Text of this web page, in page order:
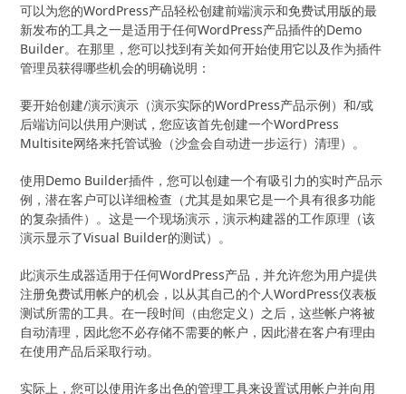
可以为您的WordPress产品轻松创建前端演示和免费试用版的最
新发布的工具之一是适用于任何WordPress产品插件的Demo
Builder。在那里，您可以找到有关如何开始使用它以及作为插件
管理员获得哪些机会的明确说明：
要开始创建/演示演示（演示实际的WordPress产品示例）和/或
后端访问以供用户测试，您应该首先创建一个WordPress
Multisite网络来托管试验（沙盒会自动进一步运行）清理）。
使用Demo Builder插件，您可以创建一个有吸引力的实时产品示
例，潜在客户可以详细检查（尤其是如果它是一个具有很多功能
的复杂插件）。这是一个现场演示，演示构建器的工作原理（该
演示显示了Visual Builder的测试）。
此演示生成器适用于任何WordPress产品，并允许您为用户提供
注册免费试用帐户的机会，以从其自己的个人WordPress仪表板
测试所需的工具。在一段时间（由您定义）之后，这些帐户将被
自动清理，因此您不必存储不需要的帐户，因此潜在客户有理由
在使用产品后采取行动。
实际上，您可以使用许多出色的管理工具来设置试用帐户并向用